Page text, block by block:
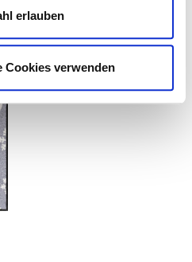
erlauben
Cookies verwenden
zzgl.Versandkosten
Lieferzeit:2 - 5 Tage